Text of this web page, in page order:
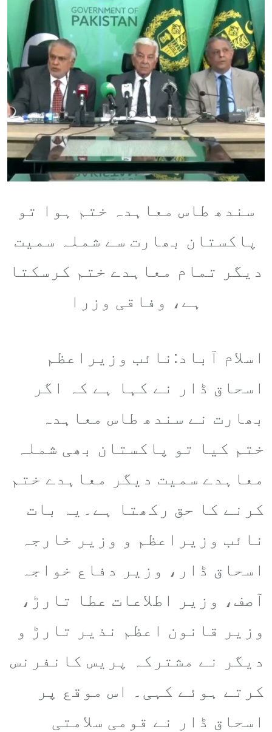
Email
سندھ طاس معاہدہ ختم ہوا تو
پاکستان بھارت سے شملہ سمیت
دیگر تمام معاہدے ختم کرسکتا
ہے، وفاقی وزرا
اسلام آباد:نائب وزیراعظم
اسحاق ڈار نے کہا ہے کہ اگر
بھارت نے سندھ طاس معاہدہ
ختم کیا تو پاکستان بھی شملہ
معاہدے سمیت دیگر معاہدے ختم
کرنے کا حق رکھتا ہے۔یہ بات
نائب وزیراعظم و وزیر خارجہ
اسحاق ڈار، وزیر دفاع خواجہ
آصف، وزیر اطلاعات عطا تارڑ،
وزیر قانون اعظم نذیر تارڑ و
دیگر نے مشترکہ پریس کانفرنس
کرتے ہوئے کہی۔ اس موقع پر
اسحاق ڈار نے قومی سلامتی